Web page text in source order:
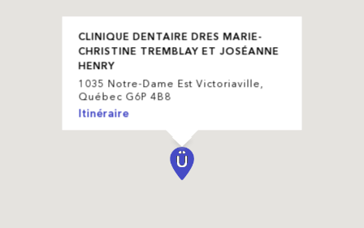
CLINIQUE DENTAIRE DRES MARIE-
CHRISTINE TREMBLAY ET JOSÉANNE
HENRY
1035 Notre-Dame Est Victoriaville,
Québec G6P 4B8
Itinéraire